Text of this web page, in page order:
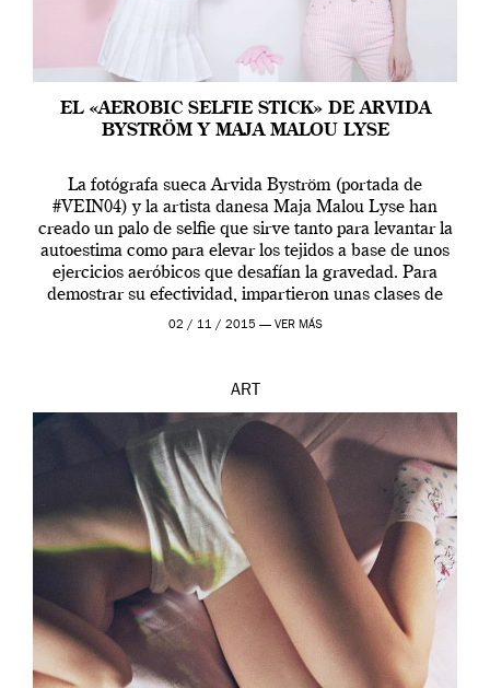
EL «AEROBIC SELFIE STICK» DE ARVIDA
BYSTRÖM Y MAJA MALOU LYSE
La fotógrafa sueca Arvida Byström (portada de
#VEIN04) y la artista danesa Maja Malou Lyse han
creado un palo de selfie que sirve tanto para levantar la
autoestima como para elevar los tejidos a base de unos
ejercicios aeróbicos que desafían la gravedad. Para
demostrar su efectividad, impartieron unas clases de
prueba en el Tate […]
02 / 11 / 2015 — VER MÁS
ART